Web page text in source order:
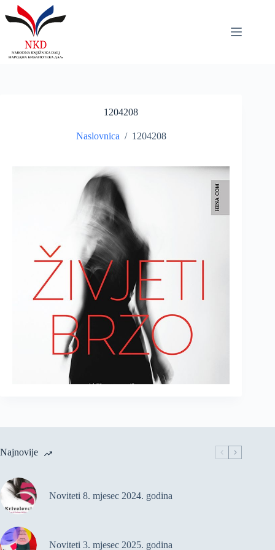
to
content
1204208
Naslovnica / 1204208
Najnovije
Noviteti 8. mjesec 2024. godina
Noviteti 3. mjesec 2025. godina